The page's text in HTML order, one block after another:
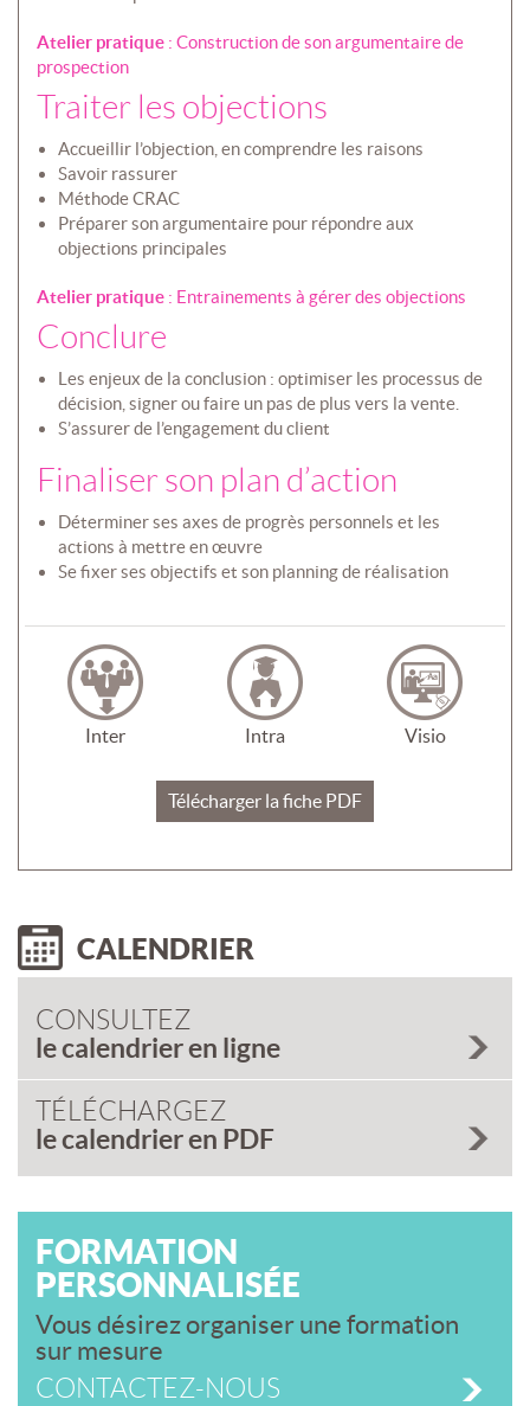
Atelier pratique : Construction de son argumentaire de
prospection
Traiter les objections
Accueillir l’objection, en comprendre les raisons
Savoir rassurer
Méthode CRAC
Préparer son argumentaire pour répondre aux
objections principales
Atelier pratique : Entrainements à gérer des objections
Conclure
Les enjeux de la conclusion : optimiser les processus de
décision, signer ou faire un pas de plus vers la vente.
S’assurer de l’engagement du client
Finaliser son plan d’action
Déterminer ses axes de progrès personnels et les
actions à mettre en œuvre
Se fixer ses objectifs et son planning de réalisation
Inter Intra Visio
Télécharger la fiche PDF
CALENDRIER
CONSULTEZ
le calendrier en ligne
TÉLÉCHARGEZ
le calendrier en PDF
FORMATION
PERSONNALISÉE
Vous désirez organiser une formation
sur mesure
CONTACTEZ-NOUS